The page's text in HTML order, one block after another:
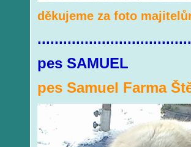
děkujeme za foto
pes
pes Samuel Farma